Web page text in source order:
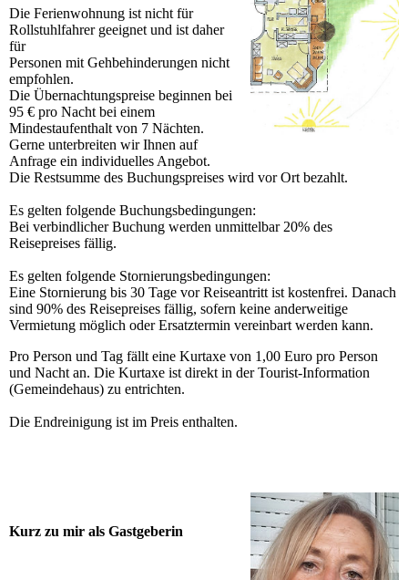
Die Ferienwohnung ist nicht für
Rollstuhlfahrer geeignet und ist daher
für
Personen mit Gehbehinderungen nicht
empfohlen.
Die Übernachtungspreise beginnen bei
95 € pro Nacht bei einem
Mindestaufenthalt von 7 Nächten.
Gerne unterbreiten wir Ihnen auf
Anfrage ein individuelles Angebot.
Die Restsumme des Buchungspreises wird vor Ort bezahlt.
Es gelten folgende Buchungsbedingungen:
Bei verbindlicher Buchung werden unmittelbar 20% des
Reisepreises fällig.
Es gelten folgende Stornierungsbedingungen:
Eine Stornierung bis 30 Tage vor Reiseantritt ist kostenfrei. Danach
sind 90% des Reisepreises fällig, sofern keine anderweitige
Vermietung möglich oder Ersatztermin vereinbart werden kann.
Pro Person und Tag fällt eine Kurtaxe von 1,00 Euro pro Person
und Nacht an. Die Kurtaxe ist direkt in der Tourist-Information
(Gemeindehaus) zu entrichten.
Die Endreinigung ist im Preis enthalten.
Kurz zu mir als Gastgeberin